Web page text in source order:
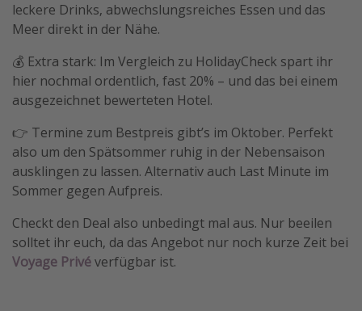
leckere Drinks, abwechslungsreiches Essen und das
Meer direkt in der Nähe.
💰 Extra stark: Im Vergleich zu HolidayCheck spart ihr
hier nochmal ordentlich, fast 20% – und das bei einem
ausgezeichnet bewerteten Hotel.
👉 Termine zum Bestpreis gibt’s im Oktober. Perfekt
also um den Spätsommer ruhig in der Nebensaison
ausklingen zu lassen. Alternativ auch Last Minute im
Sommer gegen Aufpreis.
Checkt den Deal also unbedingt mal aus. Nur beeilen
solltet ihr euch, da das Angebot nur noch kurze Zeit bei
Voyage Privéverfügbar ist.